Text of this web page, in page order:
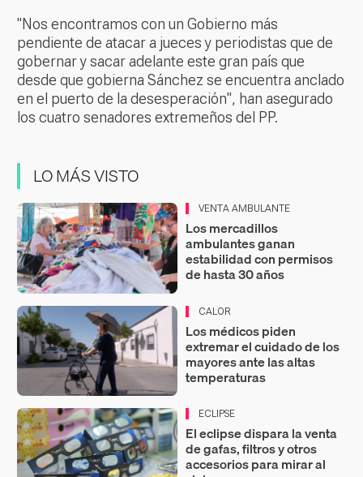
"Nos encontramos con un Gobierno más
pendiente de atacar a jueces y periodistas que de
gobernar y sacar adelante este gran país que
desde que gobierna Sánchez se encuentra anclado
en el puerto de la desesperación", han asegurado
los cuatro senadores extremeños del PP.
LO MÁS VISTO
VENTA AMBULANTE
Los mercadillos
ambulantes ganan
estabilidad con permisos
de hasta 30 años
CALOR
Los médicos piden
extremar el cuidado de los
mayores ante las altas
temperaturas
ECLIPSE
El eclipse dispara la venta
de gafas, filtros y otros
accesorios para mirar al